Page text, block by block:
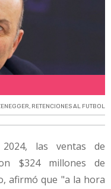
, RETENCIONES AL FUTBOL
las ventas de
$324 millones de
afirmó que "a la hora